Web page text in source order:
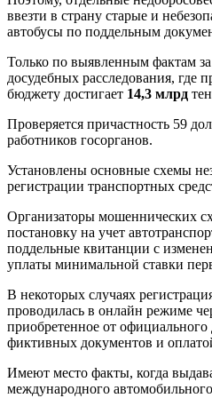
ввезти в страну старые и
автобусы по поддельным
Только по выявленным фактам
досудебных расследования, где
бюджету достигает 14,3 млрд
Проверяется причастность 59
работников госорганов.
Установлены основные схемы
регистрации транспортных
Организаторы мошеннических
постановку на учет
поддельные квитанции с
уплаты минимальной ставки
В некоторых случаях
проводилась в онлайн режиме
приобретенное от официального
фиктивных документов и
Имеют место факты, когда
международного